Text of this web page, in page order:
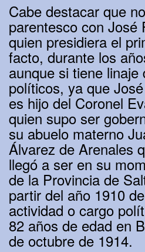
Cabe destacar que
parentesco con José
quien presidiera el
facto, durante los
aunque si tiene
políticos, ya que
es hijo del Coronel
quien supo ser
su abuelo materno
Álvarez de Arenales
llegó a ser en su
de la Provincia de
partir del año 1910
actividad o cargo
82 años de edad en
de octubre de 1914.